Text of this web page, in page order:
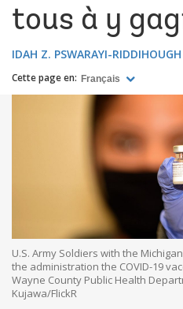
tous à y
IDAH Z. PSWARAYI-RIDDIHOUGH
Cette page en: Français
U.S. Army Soldiers with the
the administration the COVID-19
Wayne County Public Health
Kujawa/FlickR